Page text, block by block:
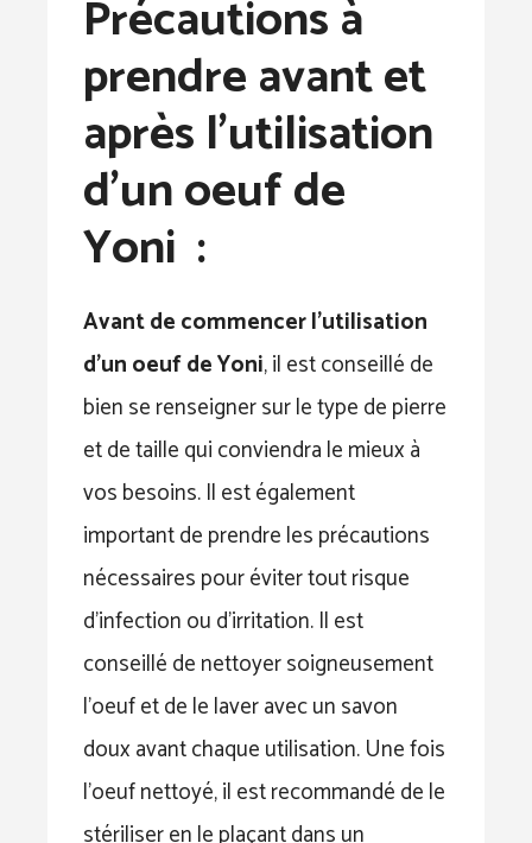
Précautions à
prendre avant et
après l’utilisation
d’un oeuf de
Yoni :
Avant de commencer l’utilisation
d’un oeuf de Yoni, il est conseillé de
bien se renseigner sur le type de pierre
et de taille qui conviendra le mieux à
vos besoins. Il est également
important de prendre les précautions
nécessaires pour éviter tout risque
d’infection ou d’irritation. Il est
conseillé de nettoyer soigneusement
l’oeuf et de le laver avec un savon
doux avant chaque utilisation. Une fois
l’oeuf nettoyé, il est recommandé de le
stériliser en le plaçant dans un